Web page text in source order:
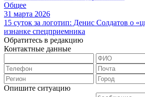
Общее
31 марта 2026
15 суток за логотип: Денис Солдатов о
изнанке спецприемника
Обратитесь в редакцию
Контактные данные
Опишите ситуацию